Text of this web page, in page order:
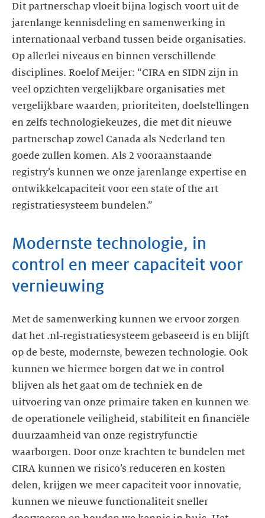
Dit partnerschap vloeit bijna logisch voort uit de
jarenlange kennisdeling en samenwerking in
internationaal verband tussen beide organisaties.
Op allerlei niveaus en binnen verschillende
disciplines. Roelof Meijer: “CIRA en SIDN zijn in
veel opzichten vergelijkbare organisaties met
vergelijkbare waarden, prioriteiten, doelstellingen
en zelfs technologiekeuzes, die met dit nieuwe
partnerschap zowel Canada als Nederland ten
goede zullen komen. Als 2 vooraanstaande
registry’s kunnen we onze jarenlange expertise en
ontwikkelcapaciteit voor een state of the art
registratiesysteem bundelen.”
Modernste technologie, in
control en meer capaciteit voor
vernieuwing
Met de samenwerking kunnen we ervoor zorgen
dat het .nl-registratiesysteem gebaseerd is en blijft
op de beste, modernste, bewezen technologie. Ook
kunnen we hiermee borgen dat we in control
blijven als het gaat om de techniek en de
uitvoering van onze primaire taken en kunnen we
de operationele veiligheid, stabiliteit en financiële
duurzaamheid van onze registryfunctie
waarborgen. Door onze krachten te bundelen met
CIRA kunnen we risico’s reduceren en kosten
delen, krijgen we meer capaciteit voor innovatie,
kunnen we nieuwe functionaliteit sneller